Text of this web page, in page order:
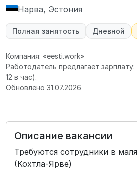
Нарва, Эстония
Полная занятость Дневной
Компания: «eesti.work»
Работодатель предлагает зарплату:
12 в час).
Обновлено 31.07.2026
Описание вакансии
Требуются сотрудники в
(Кохтла-Ярве)